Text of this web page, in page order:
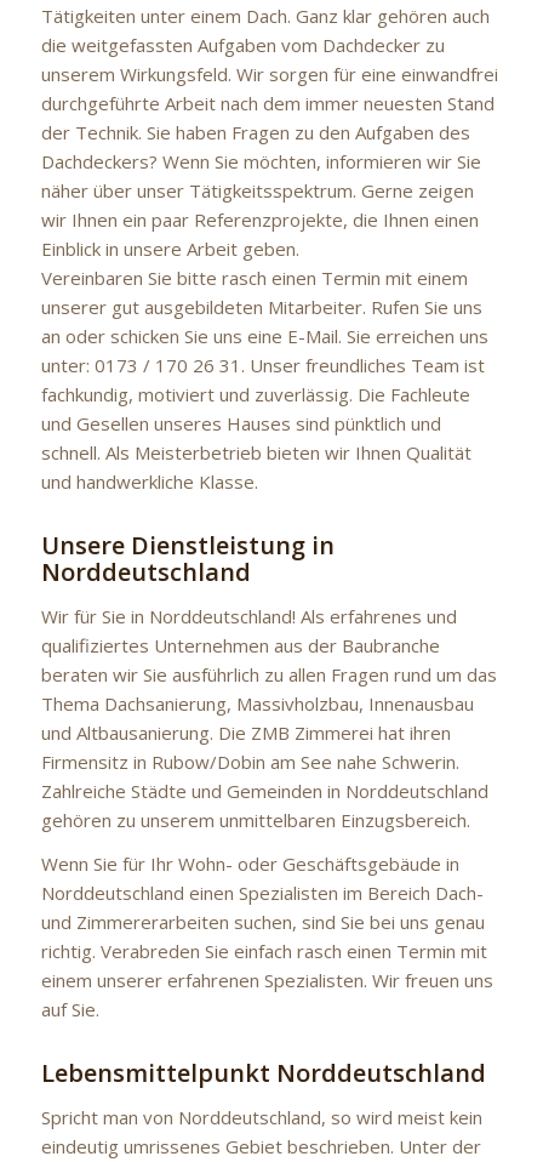
Tätigkeiten unter einem Dach. Ganz klar gehören auch
die weitgefassten Aufgaben vom Dachdecker zu
unserem Wirkungsfeld. Wir sorgen für eine einwandfrei
durchgeführte Arbeit nach dem immer neuesten Stand
der Technik. Sie haben Fragen zu den Aufgaben des
Dachdeckers? Wenn Sie möchten, informieren wir Sie
näher über unser Tätigkeitsspektrum. Gerne zeigen
wir Ihnen ein paar Referenzprojekte, die Ihnen einen
Einblick in unsere Arbeit geben.
Vereinbaren Sie bitte rasch einen Termin mit einem
unserer gut ausgebildeten Mitarbeiter. Rufen Sie uns
an oder schicken Sie uns eine E-Mail. Sie erreichen uns
unter: 0173 / 170 26 31. Unser freundliches Team ist
fachkundig, motiviert und zuverlässig. Die Fachleute
und Gesellen unseres Hauses sind pünktlich und
schnell. Als Meisterbetrieb bieten wir Ihnen Qualität
und handwerkliche Klasse.
Unsere Dienstleistung in
Norddeutschland
Wir für Sie in Norddeutschland! Als erfahrenes und
qualifiziertes Unternehmen aus der Baubranche
beraten wir Sie ausführlich zu allen Fragen rund um das
Thema Dachsanierung, Massivholzbau, Innenausbau
und Altbausanierung. Die ZMB Zimmerei hat ihren
Firmensitz in Rubow/Dobin am See nahe Schwerin.
Zahlreiche Städte und Gemeinden in Norddeutschland
gehören zu unserem unmittelbaren Einzugsbereich.
Wenn Sie für Ihr Wohn- oder Geschäftsgebäude in
Norddeutschland einen Spezialisten im Bereich Dach-
und Zimmererarbeiten suchen, sind Sie bei uns genau
richtig. Verabreden Sie einfach rasch einen Termin mit
einem unserer erfahrenen Spezialisten. Wir freuen uns
auf Sie.
Lebensmittelpunkt Norddeutschland
Spricht man von Norddeutschland, so wird meist kein
eindeutig umrissenes Gebiet beschrieben. Unter der